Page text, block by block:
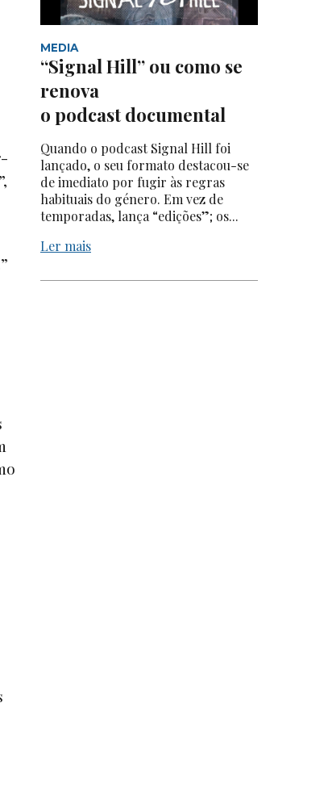
MEDIA
“Signal Hill” ou como se
renova
o podcast documental
Quando o podcast Signal Hill foi
lançado, o seu formato destacou-se
de imediato por fugir às regras
habituais do género. Em vez de
temporadas, lança “edições”; os...
Ler mais